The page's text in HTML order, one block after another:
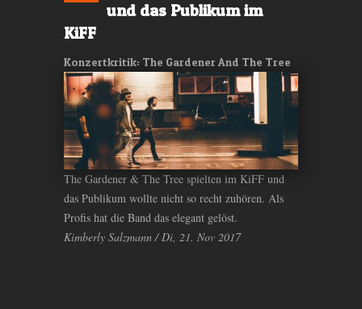
und das Publikum im
KiFF
Konzertkritik: The Gardener And The Tree
The Gardener & The Tree spielten im KiFF und
das Publikum wollte nicht so recht zuhören. Als
Profis hat die Band das elegant gelöst.
Kimberly Salzmann / Di, 21. Nov 2017